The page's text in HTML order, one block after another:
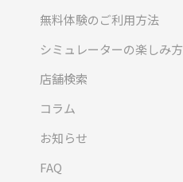
無料体験のご利用方法
シミュレーターの楽しみ方
店舗検索
コラム
お知らせ
FAQ